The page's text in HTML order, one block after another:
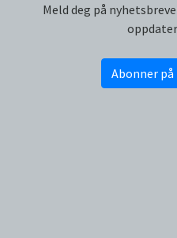
Meld deg på
Abonner